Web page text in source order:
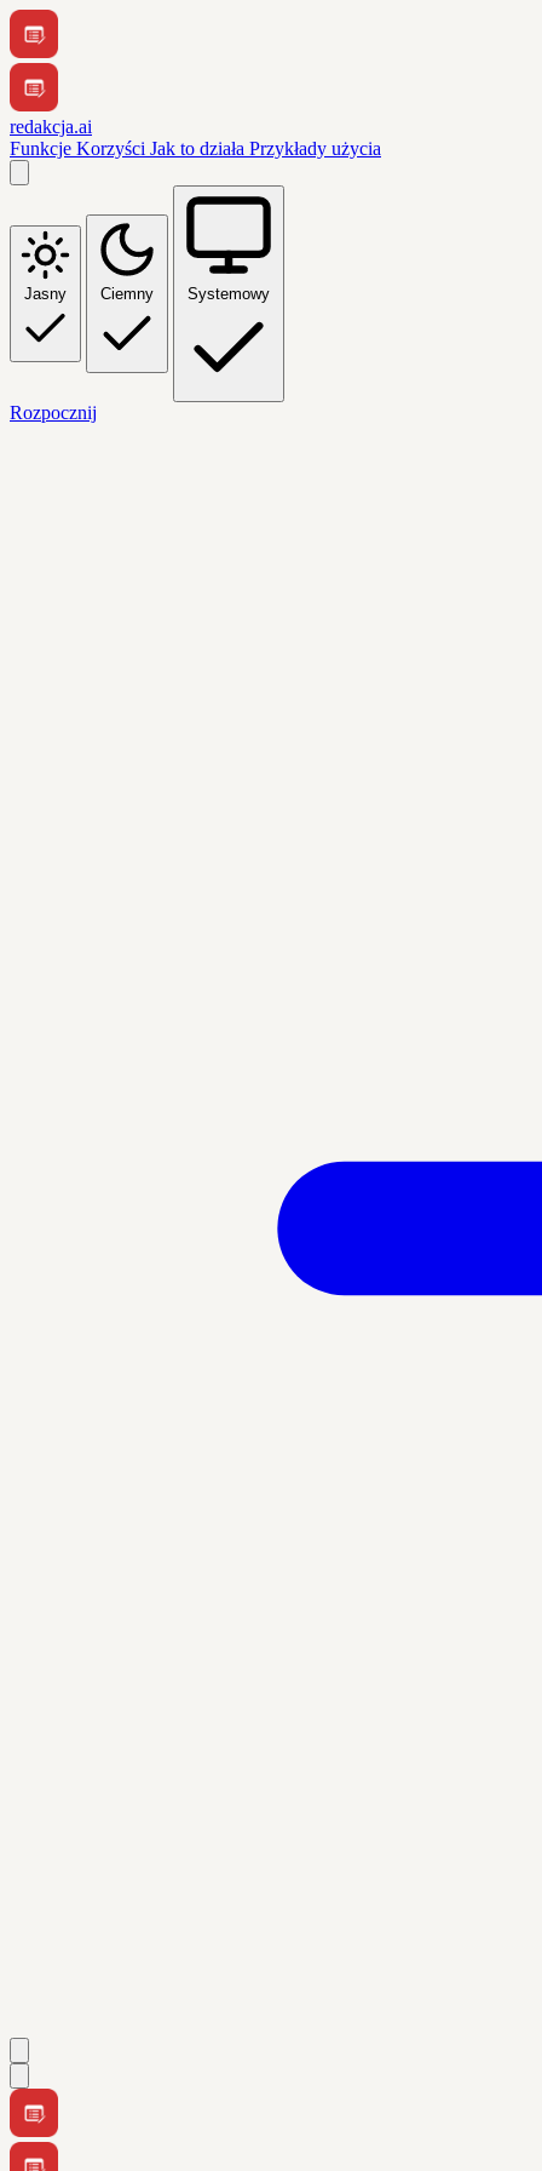
redakcja.ai
Funkcje Korzyści Jak to działa Przykłady użycia
Jasny Ciemny Systemowy
Rozpocznij